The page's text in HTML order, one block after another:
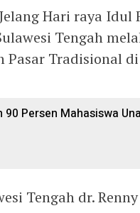
Hari raya Idul
Tengah
Pasar Tradisional
90 Persen Mahasiswa
Tengah dr.